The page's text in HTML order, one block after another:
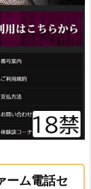
ーム電話セ